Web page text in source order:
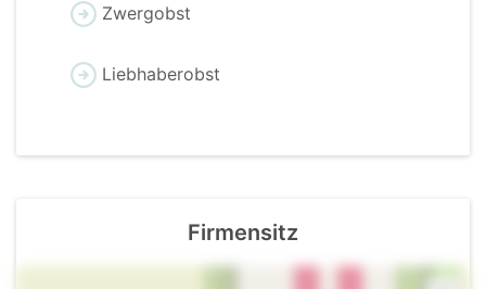
Zwergobst
Liebhaberobst
Firmensitz